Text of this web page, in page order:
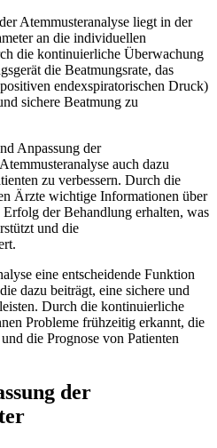
Atemmusteranalyse liegt in der
an die individuellen
die kontinuierliche Überwachung
die Beatmungsrate, das
endexspiratorischen Druck)
sichere Beatmung zu
Anpassung der
auch dazu
zu verbessern. Durch die
Ärzte wichtige Informationen über
der Behandlung erhalten, was
und die
eine entscheidende Funktion
dazu beiträgt, eine sichere und
Durch die kontinuierliche
Probleme frühzeitig erkannt, die
die Prognose von Patienten
der